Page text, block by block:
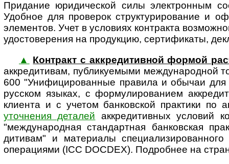
Придание юридической силы электронным
Удобное для проверок структурирование и
элементов. Учет в условиях контракта
удостоверения на продукцию, сертификаты,
▲
Контракт с аккредитивной формой
аккре­ди­ти­вам, публикуемыми
600 "Унифи­циро­ванные правила и обычаи для
русском языках, с формули­рованием
клиента и с учетом банковской практики по
уточнения деталей аккредитивных условий
"между­на­род­ная стандартная банковская
дитивам" и материалы
операциями (ICC DOCDEX). Подробнее на